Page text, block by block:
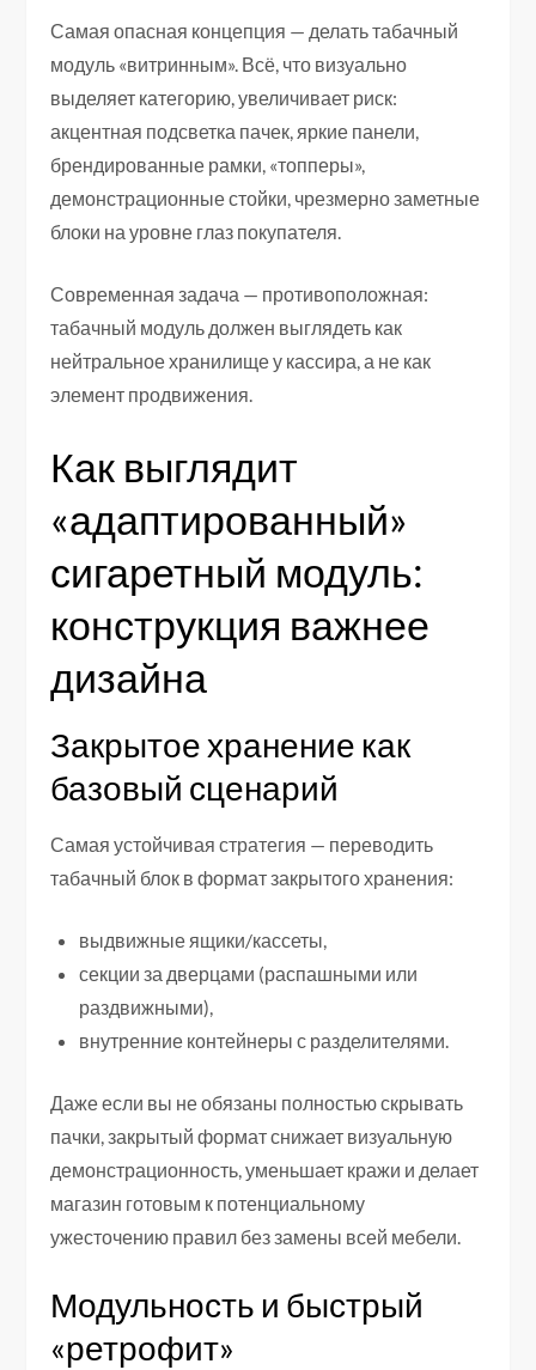
Самая опасная концепция — делать табачный
модуль «витринным». Всё, что визуально
выделяет категорию, увеличивает риск:
акцентная подсветка пачек, яркие панели,
брендированные рамки, «топперы»,
демонстрационные стойки, чрезмерно заметные
блоки на уровне глаз покупателя.
Современная задача — противоположная:
табачный модуль должен выглядеть как
нейтральное хранилище у кассира, а не как
элемент продвижения.
Как выглядит
«адаптированный»
сигаретный модуль:
конструкция важнее
дизайна
Закрытое хранение как
базовый сценарий
Самая устойчивая стратегия — переводить
табачный блок в формат закрытого хранения:
выдвижные ящики/кассеты,
секции за дверцами (распашными или
раздвижными),
внутренние контейнеры с разделителями.
Даже если вы не обязаны полностью скрывать
пачки, закрытый формат снижает визуальную
демонстрационность, уменьшает кражи и делает
магазин готовым к потенциальному
ужесточению правил без замены всей мебели.
Модульность и быстрый
«ретрофит»